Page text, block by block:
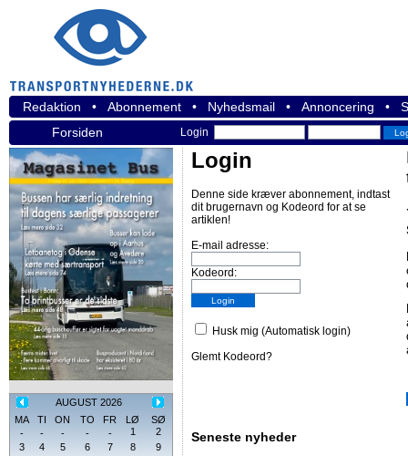
Redaktion • Abonnement • Nyhedsmail • Annoncering •
Forsiden
Login
AUGUST 2026
MA
TI ON TO FR LØ
SØ
-
- - - - 1
2
3
4 5 6 7 8
9
Login
Denne side kræver abonnement, indtast
dit brugernavn og Kodeord for at se
artiklen!
E-mail adresse:
Kodeord:
Husk mig (Automatisk login)
Glemt Kodeord?
Seneste nyheder